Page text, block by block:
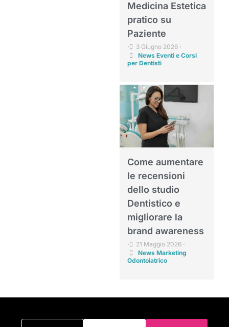
Medicina Estetica
pratico su
Paziente
• 3 Giugno 2026 •
News Eventi e Corsi
per Dentisti
Come aumentare
le recensioni
dello studio
Dentistico e
migliorare la
brand awareness
• 21 Maggio 2026 •
News Marketing
Odontoiatrico